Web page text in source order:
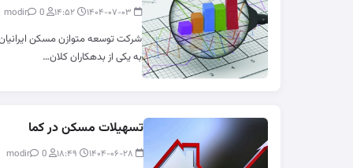
۱۴۰۴-۰۷-۰۳ ۱۴:۵۲ modir
0
به یکی از بدهکاران کلان…
تسهیلات مسکن در کما
modir
0